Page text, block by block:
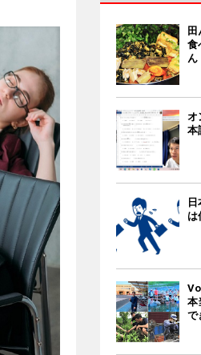
食
ん
オ
本
は
本
で